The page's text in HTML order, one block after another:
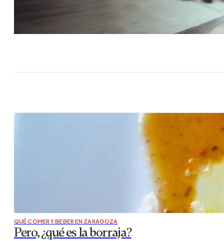
QUÉ COMER Y BEBER EN ZARAGOZA
Pero, ¿qué es la borraja?